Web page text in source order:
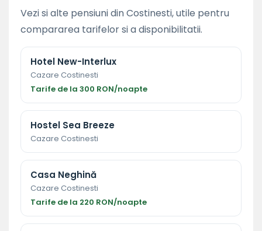
Vezi si alte pensiuni din Costinesti, utile pentru
compararea tarifelor si a disponibilitatii.
Hotel New-Interlux
Cazare Costinesti
Tarife de la 300 RON/noapte
Hostel Sea Breeze
Cazare Costinesti
Casa Neghină
Cazare Costinesti
Tarife de la 220 RON/noapte